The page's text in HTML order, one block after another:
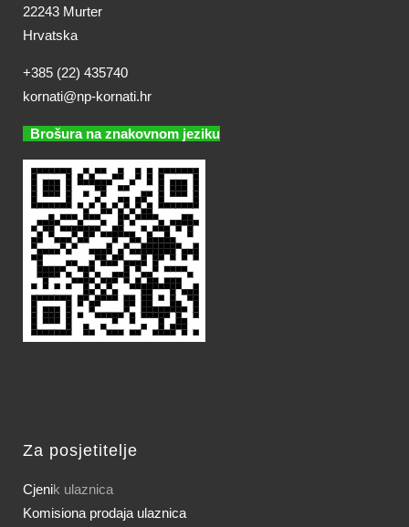
22243 Murter
Hrvatska
+385 (22) 435740
kornati@np-kornati.hr
Brošura na znakovnom jeziku
Za posjetitelje
Cjenik ulaznica
Komisiona prodaja ulaznica